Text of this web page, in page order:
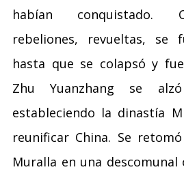
habían conquistado.
rebeliones, revueltas, se
hasta que se colapsó y
Zhu Yuanzhang se
estableciendo la dinastía
reunificar China. Se
Muralla en una